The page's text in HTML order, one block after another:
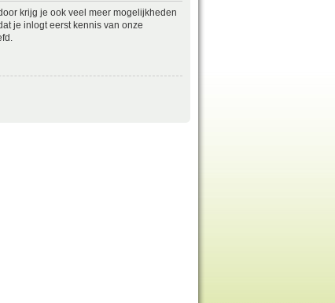
krijg je ook veel meer mogelijkheden
je inlogt eerst kennis van onze